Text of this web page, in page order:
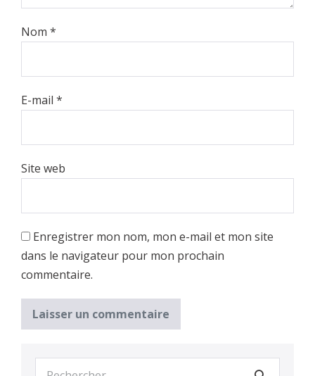
Nom *
E-mail *
Site web
Enregistrer mon nom, mon e-mail et mon site
dans le navigateur pour mon prochain
commentaire.